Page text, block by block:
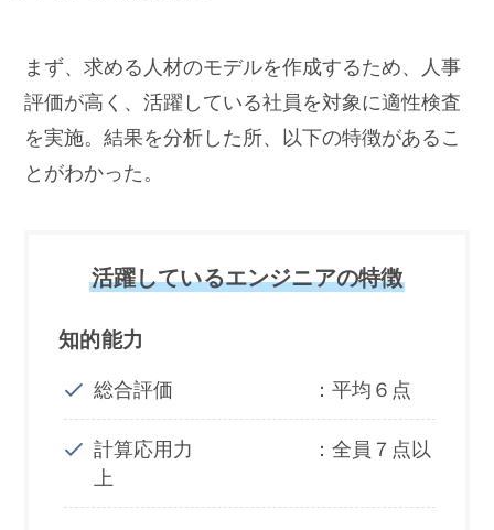
まず、求める人材のモデルを作成するため、人事
評価が高く、活躍している社員を対象に適性検査
を実施。結果を分析した所、以下の特徴があるこ
とがわかった。
活躍しているエンジニアの特徴
知的能力
総合評価 ：平均６点
計算応用力 ：全員７点以
上